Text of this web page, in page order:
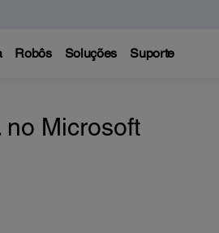
Robôs Soluções Suporte
no Microsoft